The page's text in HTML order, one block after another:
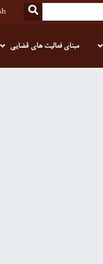
مبنای فعالیت های قضایی